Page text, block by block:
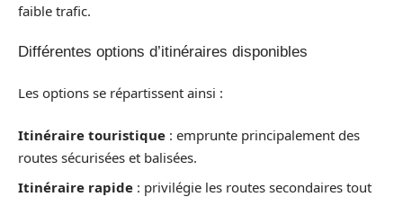
faible trafic.
Différentes options d’itinéraires disponibles
Les options se répartissent ainsi :
Itinéraire touristique : emprunte principalement des
routes sécurisées et balisées.
Itinéraire rapide : privilégie les routes secondaires tout